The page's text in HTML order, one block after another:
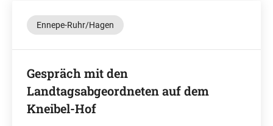
Ennepe-Ruhr/Hagen
Gespräch mit den
Landtagsabgeordneten auf dem
Kneibel-Hof